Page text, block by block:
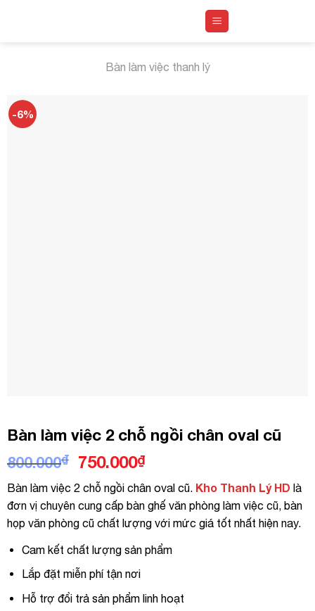
Bàn làm việc thanh lý
-6%
Bàn làm việc 2 chỗ ngồi chân oval cũ
800.000₫
Giá
gốc
là:
800.000₫.
750.000₫Giá
tại
là:
750.000₫.
Bàn làm việc 2 chỗ ngồi chân oval cũ. Kho Thanh Lý HD là
đơn vị chuyên cung cấp bàn ghế văn phòng làm việc cũ, bàn
họp văn phòng cũ chất lượng với mức giá tốt nhất hiện nay.
Cam kết chất lượng sản phẩm
Lắp đặt miễn phí tận nơi
Hỗ trợ đổi trả sản phẩm linh hoạt